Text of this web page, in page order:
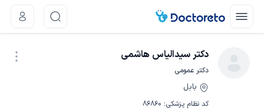
دکتر سیدالیاس هاشمی
دکتر عمومی
بابل
کد نظام پزشکی:
86860